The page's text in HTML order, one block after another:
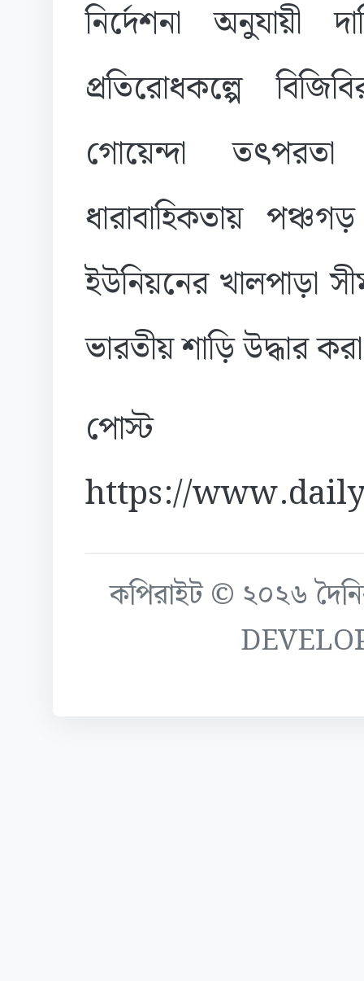
নির্দেশনা অনুযায়ী
প্রতিরোধকল্পে
গোয়েন্দা
ধারাবাহিকতায়
ইউনিয়নের খালপাড়া
ভারতীয় শাড়ি উদ্ধার
https://
কপিরাইট © ২০২৬